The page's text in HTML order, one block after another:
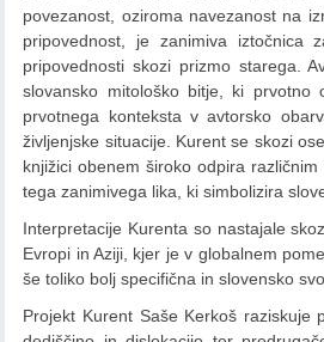
povezanost, oziroma navezanost na
pripovednost, je zanimiva iztočnica
pripovednosti skozi prizmo starega.
slovansko mitološko bitje, ki prvotno
prvotnega konteksta v avtorsko
življenjske situacije. Kurent se skozi
knjižici obenem široko odpira
tega zanimivega lika, ki simbolizira
Interpretacije Kurenta so nastajale
Evropi in Aziji, kjer je v globalnem
še toliko bolj specifična in slovensko
Projekt Kurent Saše Kerkoš raziskuje